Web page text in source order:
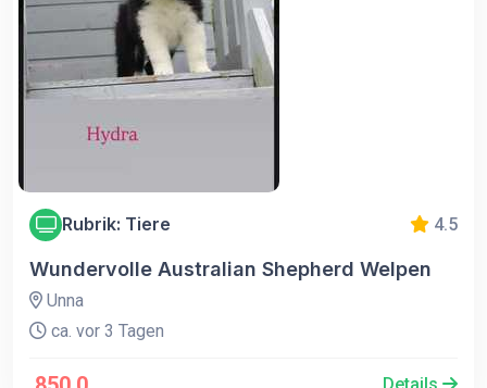
Rubrik: Tiere 4.5
Wundervolle Australian Shepherd Welpen
Unna
ca. vor 3 Tagen